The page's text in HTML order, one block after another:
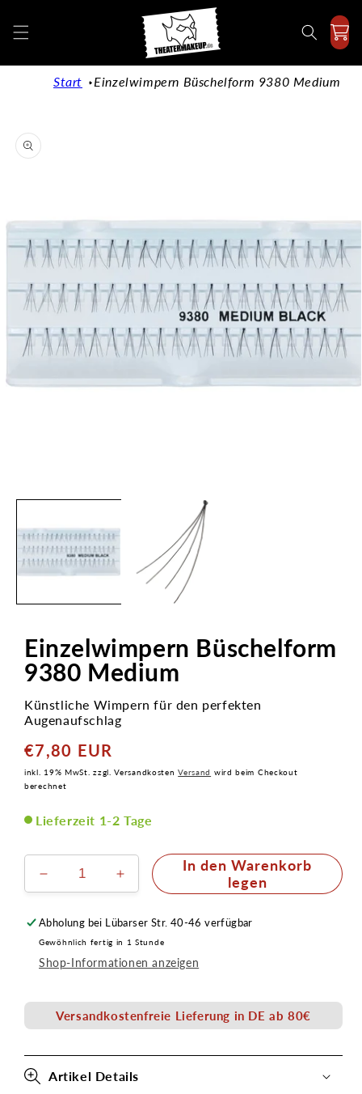
Inhalt
Start Einzelwimpern Büschelform 9380 Medium
öffnen
Einzelwimpern Büschelform
9380 Medium
Künstliche Wimpern für den perfekten
Augenaufschlag
Normaler
Preis
€7,80 EUR
inkl. 19% MwSt. zzgl. VersandkostenVersand wird beim Checkout
berechnet
Lieferzeit 1-2 Tage
Verringere
die
Menge
für
Einzelwimpern
Büschelform
Medium
Erhöhe
die
Menge
für
Einzelwimpern
Büschelform
Medium
In den Warenkorb
legen
Abholung bei Lübarser Str. 40-46 verfügbar
Gewöhnlich fertig in 1 Stunde
Shop-Informationen anzeigen
Versandkostenfreie Lieferung in DE ab 80€
Artikel Details